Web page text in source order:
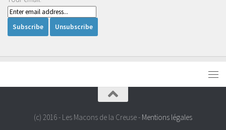
(c) 2016 - Les Macons de la Creuse - Mentions légales